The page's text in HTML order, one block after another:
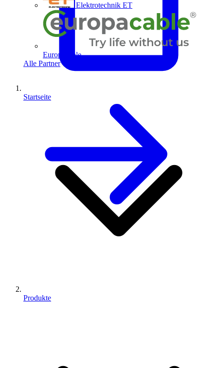
Elektrotechnik ET
Europacable
Alle Partner
Startseite
Produkte